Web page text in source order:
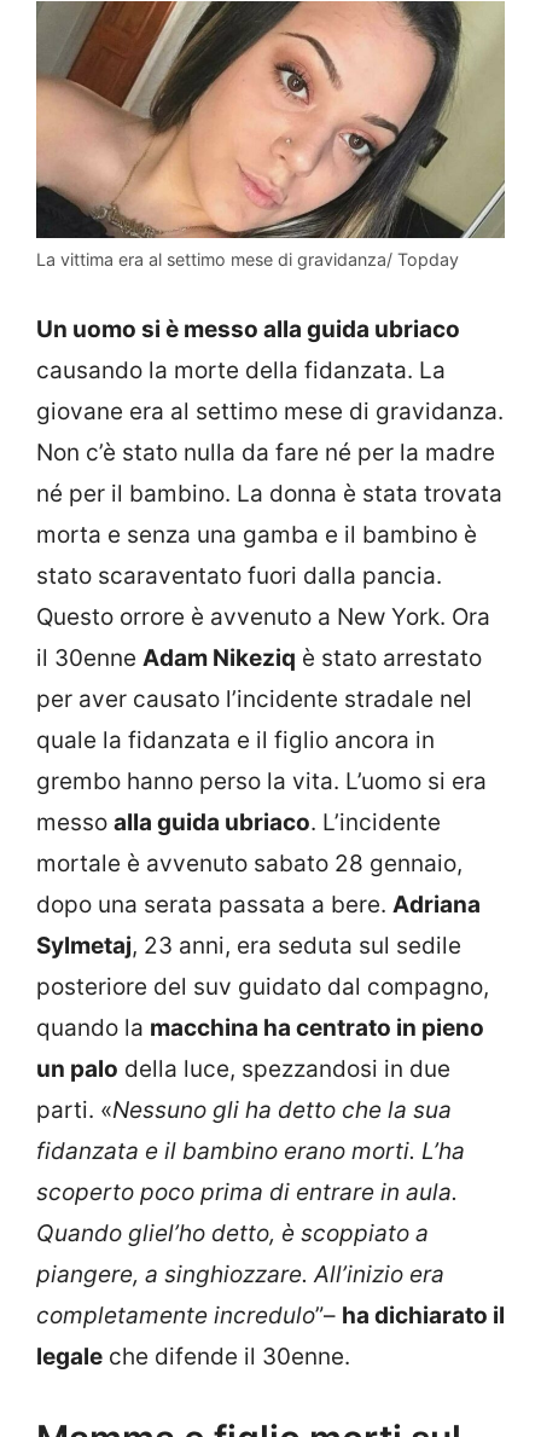
La vittima era al settimo mese di gravidanza/ Topday
Un uomo si è messo alla guida ubriaco
causando la morte della fidanzata. La
giovane era al settimo mese di gravidanza.
Non c’è stato nulla da fare né per la madre
né per il bambino. La donna è stata trovata
morta e senza una gamba e il bambino è
stato scaraventato fuori dalla pancia.
Questo orrore è avvenuto a New York. Ora
il 30enne Adam Nikeziq è stato arrestato
per aver causato l’incidente stradale nel
quale la fidanzata e il figlio ancora in
grembo hanno perso la vita. L’uomo si era
messo alla guida ubriaco. L’incidente
mortale è avvenuto sabato 28 gennaio,
dopo una serata passata a bere. Adriana
Sylmetaj, 23 anni, era seduta sul sedile
posteriore del suv guidato dal compagno,
quando la macchina ha centrato in pieno
un palo della luce, spezzandosi in due
parti. «Nessuno gli ha detto che la sua
fidanzata e il bambino erano morti. L’ha
scoperto poco prima di entrare in aula.
Quando gliel’ho detto, è scoppiato a
piangere, a singhiozzare. All’inizio era
completamente incredulo”– ha dichiarato il
legale che difende il 30enne.